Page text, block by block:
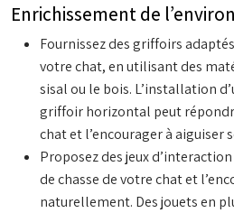
Enrichissement de
Fournissez des griffoirs
votre chat, en utilisant des
sisal ou le bois. L’installation
griffoir horizontal peut
chat et l’encourager à
Proposez des jeux
de chasse de votre chat et
naturellement. Des jouets en